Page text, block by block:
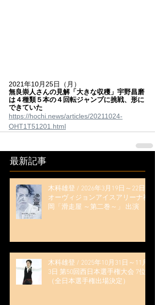
2021年10月25日（月）
無良崇人さんの見解「大きな収穫」宇野昌磨
は４種類５本の４回転ジャンプに挑戦、形に
できていた
https://hochi.news/articles/20211024-
OHT1T51201.html
最新記事
木科雄登 / 2026年3月19日～22日
オーヴィジョンアイスアリーナ福
岡「滑走屋 ～第二巻～」 出演
木科雄登 / 2025年10月31日～11月
3日 第50回西日本選手権大会 7位
（全日本選手権出場決定）